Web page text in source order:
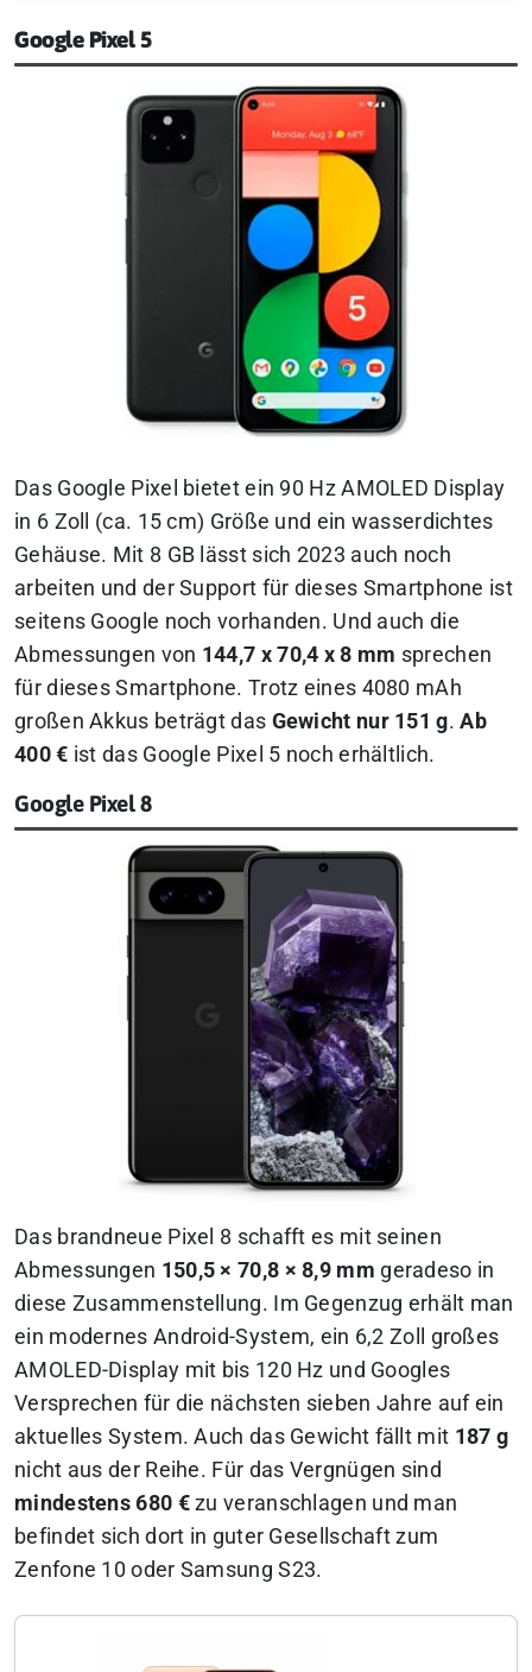
Google Pixel 5
Das Google Pixel bietet ein 90 Hz AMOLED Display
in 6 Zoll (ca. 15 cm) Größe und ein wasserdichtes
Gehäuse. Mit 8 GB lässt sich 2023 auch noch
arbeiten und der Support für dieses Smartphone ist
seitens Google noch vorhanden. Und auch die
Abmessungen von 144,7 x 70,4 x 8 mm sprechen
für dieses Smartphone. Trotz eines 4080 mAh
großen Akkus beträgt das Gewicht nur 151 g.Ab
400 € ist das Google Pixel 5 noch erhältlich.
Google Pixel 8
Das brandneue Pixel 8 schafft es mit seinen
Abmessungen 150,5 × 70,8 × 8,9 mm geradeso in
diese Zusammenstellung. Im Gegenzug erhält man
ein modernes Android-System, ein 6,2 Zoll großes
AMOLED-Display mit bis 120 Hz und Googles
Versprechen für die nächsten sieben Jahre auf ein
aktuelles System. Auch das Gewicht fällt mit 187 g
nicht aus der Reihe. Für das Vergnügen sind
mindestens 680 €zu veranschlagen und man
befindet sich dort in guter Gesellschaft zum
Zenfone 10 oder Samsung S23.